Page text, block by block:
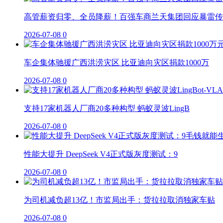
高管薪资归零、全员降薪！百强车商兰天集团回应暴雷
2026-07-08 0
车企集体驰援广西洪涝灾区 比亚迪向灾区捐款1000万
2026-07-08 0
支持17家机器人厂商20多种构型 蚂蚁灵波LingB
2026-07-08 0
性能大提升 DeepSeek V4正式版灰度测试：9
2026-07-08 0
为司机减负超13亿！市监局出手：货拉拉取消独家车贴
2026-07-08 0